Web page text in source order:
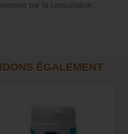
par la consultation :
ÉGALEMENT